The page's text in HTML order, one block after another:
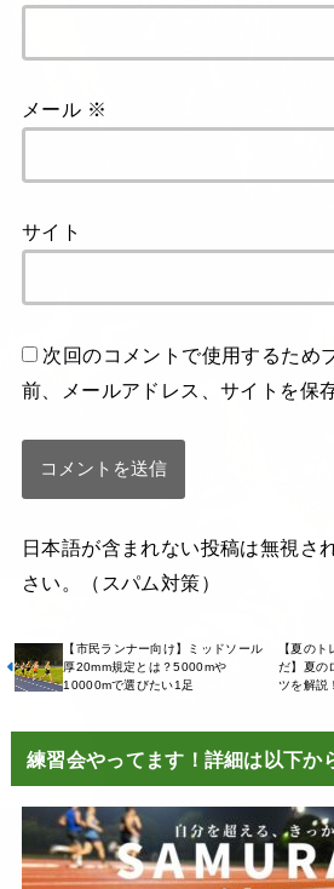
メール ※
サイト
次回のコメントで使用するため
前、メールアドレス、サイトを保
日本語が含まれない投稿は無視さ
さい。（スパム対策）
【市民ランナー向け】ミッドソール
厚20mm規定とは？5000mや
10000mで選びたい1足
【夏の
だ】夏の
ツを解説！
練習会やってます！詳細は以下か